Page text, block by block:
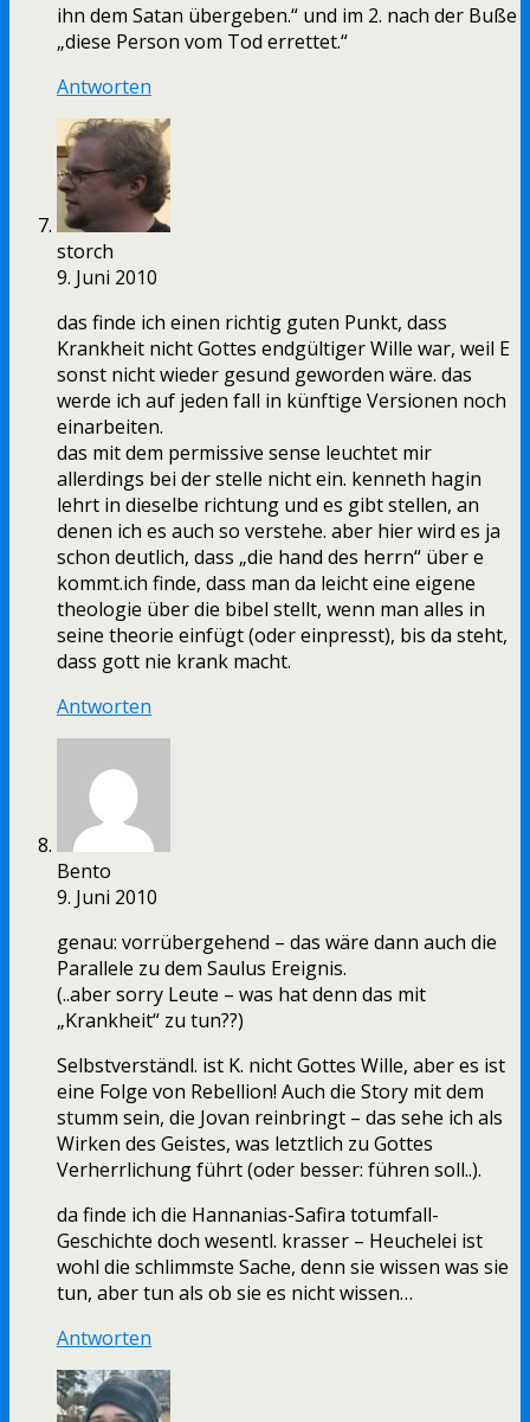
ihn dem Satan übergeben.“ und im 2. nach der Buße
„diese Person vom Tod errettet.“
Antworten
storch
9. Juni 2010
das finde ich einen richtig guten Punkt, dass
Krankheit nicht Gottes endgültiger Wille war, weil E
sonst nicht wieder gesund geworden wäre. das
werde ich auf jeden fall in künftige Versionen noch
einarbeiten.
das mit dem permissive sense leuchtet mir
allerdings bei der stelle nicht ein. kenneth hagin
lehrt in dieselbe richtung und es gibt stellen, an
denen ich es auch so verstehe. aber hier wird es ja
schon deutlich, dass „die hand des herrn“ über e
kommt.ich finde, dass man da leicht eine eigene
theologie über die bibel stellt, wenn man alles in
seine theorie einfügt (oder einpresst), bis da steht,
dass gott nie krank macht.
Antworten
Bento
9. Juni 2010
genau: vorrübergehend – das wäre dann auch die
Parallele zu dem Saulus Ereignis.
(..aber sorry Leute – was hat denn das mit
„Krankheit“ zu tun??)
Selbstverständl. ist K. nicht Gottes Wille, aber es ist
eine Folge von Rebellion! Auch die Story mit dem
stumm sein, die Jovan reinbringt – das sehe ich als
Wirken des Geistes, was letztlich zu Gottes
Verherrlichung führt (oder besser: führen soll..).
da finde ich die Hannanias-Safira totumfall-
Geschichte doch wesentl. krasser – Heuchelei ist
wohl die schlimmste Sache, denn sie wissen was sie
tun, aber tun als ob sie es nicht wissen…
Antworten